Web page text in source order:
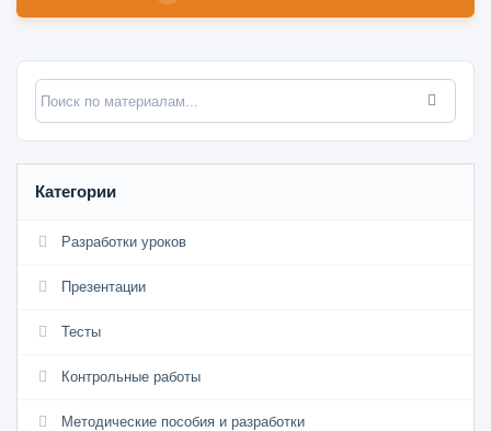
Категории
Разработки уроков
Презентации
Тесты
Контрольные работы
Методические пособия и разработки